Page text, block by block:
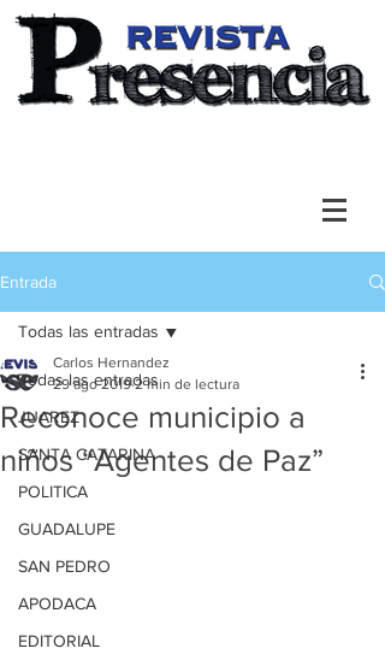
Entrada
Todas las entradas
JUAREZ
SANTA CATARINA
POLITICA
GUADALUPE
SAN PEDRO
APODACA
EDITORIAL
Todas las entradas
Reconoce municipio a
niños “Agentes de Paz”
Carlos Hernandez
29 ago 2019 2 min de lectura